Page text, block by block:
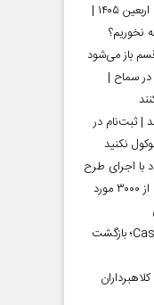
توصیه‌های تغذیه‌ای برای زائران اربعین ۱۴۰۵ |
نخوریم؟
سماح |
۱۴۰۵ بخوانند | ثبت‌نام در
نکنید
با اجرای طرح
«پرستار پیگیر» | شناسایی بیش از ۳۰۰۰ مورد
Castlevania: Belmont’s Curse؛ بازگشت